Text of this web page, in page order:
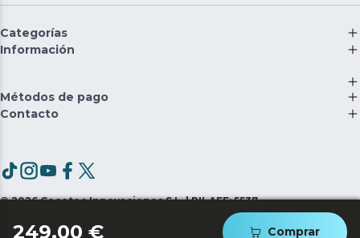
249,00 € Comprar
Categorías
Información
Métodos de pago
Contacto
©2026 Cecotec Innovaciones S.L. | RII-AEE: 5537